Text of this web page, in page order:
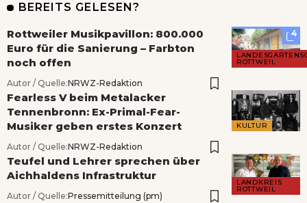
BEREITS GELESEN?
4
ROTTWEIL
Rottweiler Musikpavillon: 800.000
Euro für die Sanierung – Farbton
noch offen
Autor / Quelle:NRWZ-Redaktion
KULTUR
Fearless V beim Metalacker
Tennenbronn: Ex-Primal-Fear-
Musiker geben erstes Konzert
Autor / Quelle:NRWZ-Redaktion
LANDKREIS
ROTTWEIL
Teufel und Lehrer sprechen über
Aichhaldens Infrastruktur
Autor / Quelle:Pressemitteilung (pm)